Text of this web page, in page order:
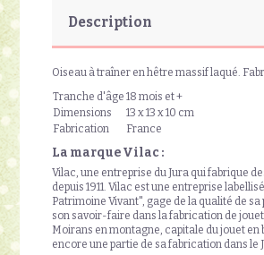
Description
Oiseau à traîner en hêtre massif laqué.
Tranche d'âge 18 mois et +
Dimensions
13 x 13 x 10 cm
Fabrication
France
La marque Vilac :
Vilac, une entreprise du Jura qui fabrique
depuis 1911. Vilac est une entreprise
Patrimoine Vivant", gage de la qualité de
son savoir-faire dans la fabrication de
Moirans en montagne, capitale du jouet en
encore une partie de sa fabrication dans le